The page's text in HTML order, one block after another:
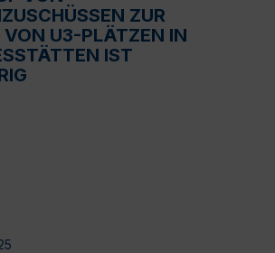
ZUR
VON U3-PLÄTZEN IN
IST